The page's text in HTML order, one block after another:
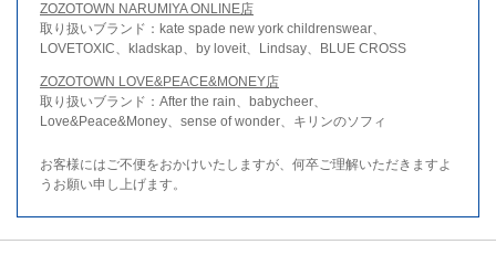
ZOZOTOWN NARUMIYA ONLINE店
取り扱いブランド：kate spade new york childrenswear、
LOVETOXIC、kladskap、by loveit、Lindsay、BLUE CROSS
ZOZOTOWN LOVE&PEACE&MONEY店
取り扱いブランド：After the rain、babycheer、
Love&Peace&Money、sense of wonder、キリンのソフィ
お客様にはご不便をおかけいたしますが、何卒ご理解いただきますよ
うお願い申し上げます。